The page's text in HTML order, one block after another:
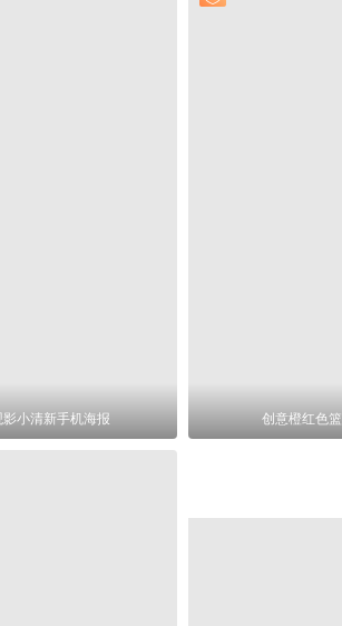
小清新手机海报 创意橙红色